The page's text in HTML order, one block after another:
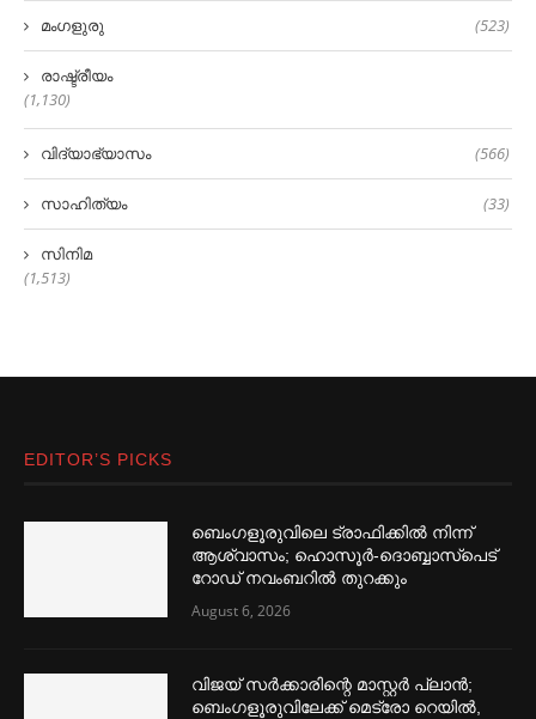
മംഗളുരു (523)
രാഷ്ട്രീയം
(1,130)
വിദ്യാഭ്യാസം (566)
സാഹിത്യം (33)
സിനിമ
(1,513)
EDITOR’S PICKS
ബെംഗളൂരുവിലെ ട്രാഫിക്കില്‍ നിന്ന്
ആശ്വാസം; ഹൊസൂര്‍-ദൊബ്ബാസ്പെട്
റോഡ് നവംബറില്‍ തുറക്കും
August 6, 2026
വിജയ് സര്‍ക്കാരിന്റെ മാസ്റ്റര്‍ പ്ലാന്‍;
ബെംഗളൂരുവിലേക്ക് മെട്രോ റെയില്‍,